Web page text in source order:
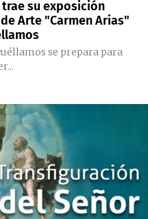
su exposición
Arte "Carmen Arias"
se prepara para